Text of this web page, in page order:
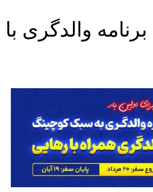
والدگری با